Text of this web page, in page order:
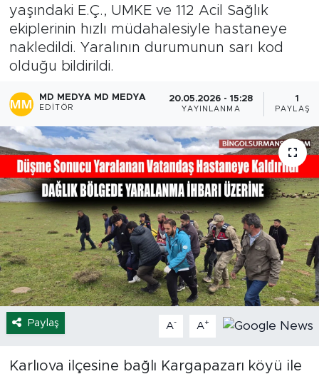
yaşındaki E.Ç., UMKE ve 112 Acil Sağlık
ekiplerinin hızlı müdahalesiyle hastaneye
nakledildi. Yaralının durumunun sarı kod
olduğu bildirildi.
MD MEDYA MD MEDYA
EDITÖR
20.05.2026 - 15:28
YAYINLANMA
1
PAYLAŞIM
Paylaş A- A+
Karlıova ilçesine bağlı Kargapazarı köyü ile
MD Prestij Dergisi
Siyaset
Yaşam
Sağlık
Eğitim
Ekonomi
Hava Durumu
Tavz Der
Haber Arşivi